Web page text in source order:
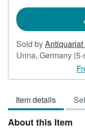
Sold by
Unna, Germany
Item details
About this Item